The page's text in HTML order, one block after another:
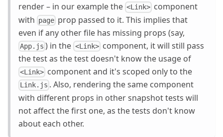
render – in our example the <Link> component
with page prop passed to it. This implies that
even if any other file has missing props (say,
App.js ) in the <Link>component, it will still pass
the test as the test doesn't know the usage of
<Link> component and it's scoped only to the
Link.js . Also, rendering the same component
with different props in other snapshot tests will
not affect the first one, as the tests don't know
about each other.